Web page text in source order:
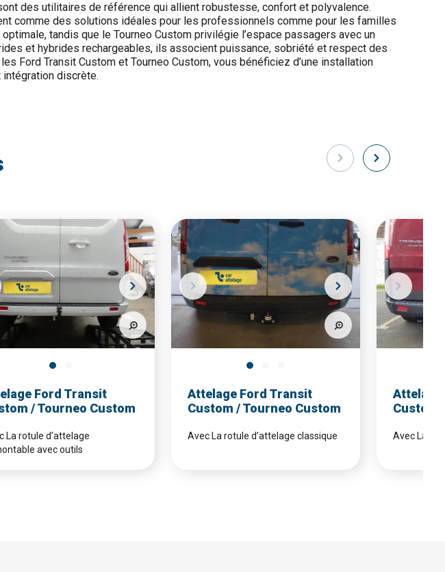
des utilitaires de référence qui allient robustesse, confort et polyvalence.
comme des solutions idéales pour les professionnels comme pour les familles
tandis que le Tourneo Custom privilégie l’espace passagers avec un
et hybrides rechargeables, ils associent puissance, sobriété et respect des
Ford Transit Custom et Tourneo Custom, vous bénéficiez d’une installation
discrète.
Ford Transit
/ Tourneo Custom
La rotule d’attelage
avec outils
Attelage Ford Transit
Custom / Tourneo Custom
Avec La rotule d’attelage classique
Custom
Avec La